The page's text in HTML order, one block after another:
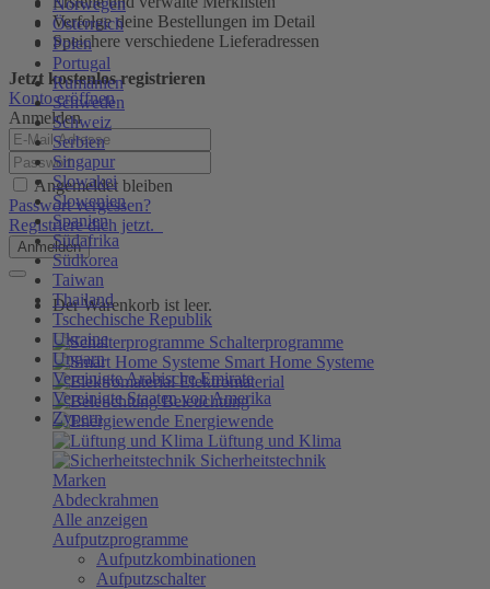
Norwegen
Österreich
Polen
Portugal
Rumänien
Schweden
Schweiz
Serbien
Singapur
Slowakei
Slowenien
Spanien
Südafrika
Südkorea
Taiwan
Thailand
Tschechische Republik
Ukraine
Ungarn
Vereinigte Arabische Emirate
Vereinigte Staaten von Amerika
Zypern
Verfolge deine Bestellungen im Detail
Speichere verschiedene Lieferadressen
Jetzt kostenlos registrieren
Konto eröffnen
Anmelden
Angemeldet bleiben
Passwort vergessen?
Registriere dich jetzt.
Anmelden
Der Warenkorb ist leer.
Schalterprogramme
Smart Home Systeme
Elektromaterial
Beleuchtung
Energiewende
Lüftung und Klima
Sicherheitstechnik
Marken
Abdeckrahmen
Alle anzeigen
Aufputzprogramme
Aufputzkombinationen
Aufputzschalter